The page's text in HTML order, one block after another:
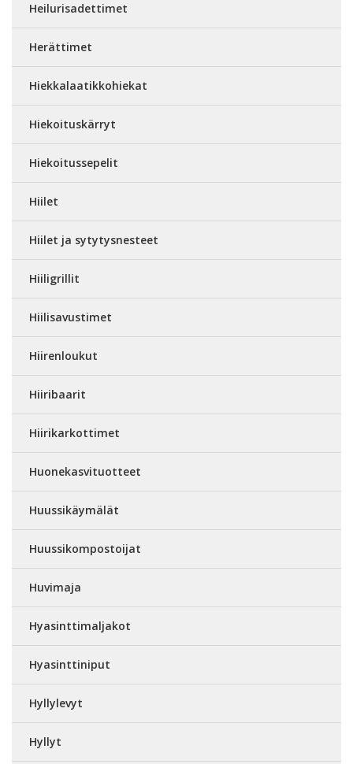
Heilurisadettimet
Herättimet
Hiekkalaatikkohiekat
Hiekoituskärryt
Hiekoitussepelit
Hiilet
Hiilet ja sytytysnesteet
Hiiligrillit
Hiilisavustimet
Hiirenloukut
Hiiribaarit
Hiirikarkottimet
Huonekasvituotteet
Huussikäymälät
Huussikompostoijat
Huvimaja
Hyasinttimaljakot
Hyasinttiniput
Hyllylevyt
Hyllyt